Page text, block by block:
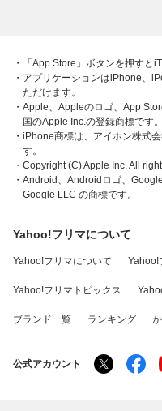
・「App Store」ボタンを押すと
・アプリケーションはiPhone、
ただけます。
・Apple、Appleのロゴ、App
国のApple Inc.の登録商標です。
・iPhone商標は、アイホン株式
す。
・Copyright (C) Apple Inc. All
・Android、Androidロゴ、
Google LLC の商標です。
Yahoo!フリマについて
Yahoo!フリマについて Yahoo!
Yahoo!フリマトピックス
ブランド一覧 ランキング
公式アカウント